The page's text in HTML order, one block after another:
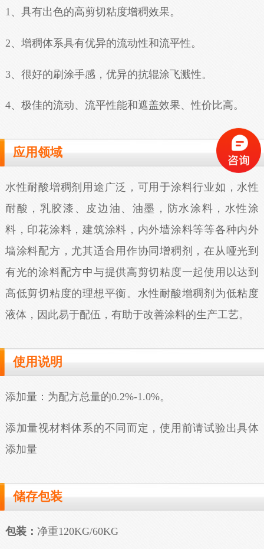
1、具有出色的高剪切粘度增稠效果。
2、增稠体系具有优异的流动性和流平性。
3、很好的刷涂手感，优异的抗辊涂飞溅性。
4、极佳的流动、流平性能和遮盖效果、性价比高。
应用领域
水性耐酸增稠剂用途广泛，可用于涂料行业如，水性
耐酸，乳胶漆、皮边油、油墨，防水涂料，水性涂
料，印花涂料，建筑涂料，内外墙涂料等等各种内外
墙涂料配方，尤其适合用作协同增稠剂，在从哑光到
有光的涂料配方中与提供高剪切粘度一起使用以达到
高低剪切粘度的理想平衡。水性耐酸增稠剂为低粘度
液体，因此易于配伍，有助于改善涂料的生产工艺。
使用说明
添加量：为配方总量的0.2%-1.0%。
添加量视材料体系的不同而定，使用前请试验出具体
添加量
储存包装
包装： 净重120KG/60KG